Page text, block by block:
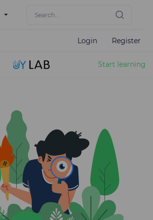
Login Register
Start learning